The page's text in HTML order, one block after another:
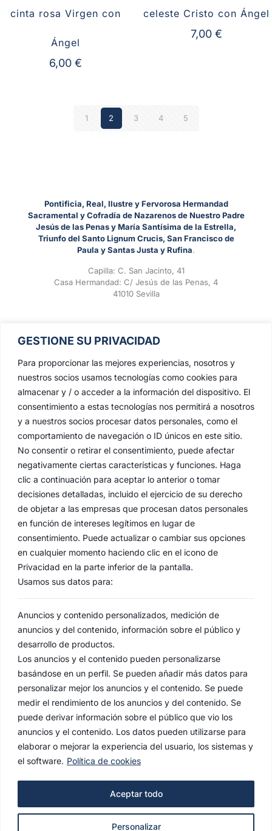
GESTIONE SU PRIVACIDAD
Para proporcionar las mejores experiencias, nosotros y
nuestros socios usamos tecnologías como cookies para
almacenar y / o acceder a la información del dispositivo. El
consentimiento a estas tecnologías nos permitirá a nosotros
y a nuestros socios procesar datos personales, como el
comportamiento de navegación o ID únicos en este sitio.
No consentir o retirar el consentimiento, puede afectar
negativamente ciertas características y funciones. Haga
clic a continuación para aceptar lo anterior o tomar
decisiones detalladas, incluido el ejercicio de su derecho
de objetar a las empresas que procesan datos personales
en función de intereses legítimos en lugar de
consentimiento. Puede actualizar o cambiar sus opciones
en cualquier momento haciendo clic en el icono de
Privacidad en la parte inferior de la pantalla.
Usamos sus datos para:
Anuncios y contenido personalizados, medición de
anuncios y del contenido, información sobre el público y
desarrollo de productos.
Los anuncios y el contenido pueden personalizarse
basándose en un perfil. Se pueden añadir más datos para
personalizar mejor los anuncios y el contenido. Se puede
medir el rendimiento de los anuncios y del contenido. Se
puede derivar información sobre el público que vio los
anuncios y el contenido. Los datos pueden utilizarse para
elaborar o mejorar la experiencia del usuario, los sistemas y
el software. Política de cookies
Personalizar
Aceptar todo
cinta rosa Virgen con
Ángel
6,00 €
celeste Cristo con Ángel
7,00€
1 2 3 4 5
Pontificia, Real, Ilustre y Fervorosa Hermandad
Sacramental y Cofradía de Nazarenos de Nuestro Padre
Jesús de las Penas y María Santísima de la Estrella,
Triunfo del Santo Lignum Crucis, San Francisco de
Paula y Santas Justa y Rufina.
Capilla: C. San Jacinto, 41
Casa Hermandad: C/ Jesús de las Penas, 4
41010 Sevilla
AVISO LEGAL
POLÍTICA DE PRIVACIDAD